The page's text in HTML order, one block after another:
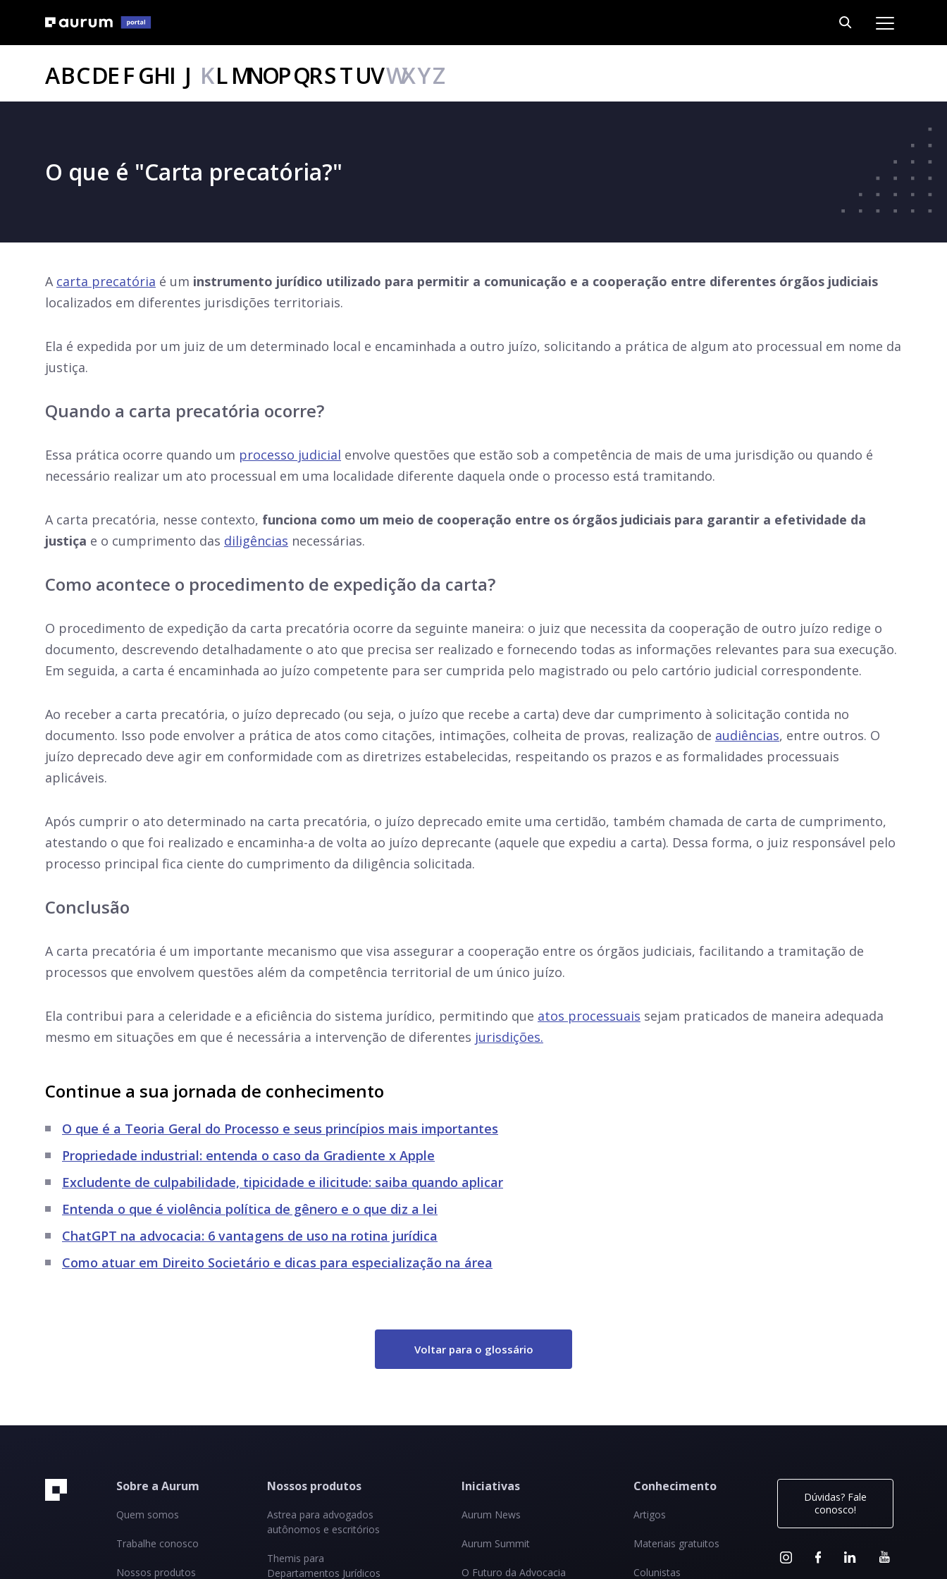
ABCDE FGHI J KLMNOPQRSTUVWXYZ
O que é "Carta precatória?"
A carta precatória é um instrumento jurídico utilizado para permitir a comunicação e a cooperação entre diferentes órgãos judiciais
localizados em diferentes jurisdições territoriais.
Ela é expedida por um juiz de um determinado local e encaminhada a outro juízo, solicitando a prática de algum ato processual em nome da
justiça.
Quando a carta precatória ocorre?
Essa prática ocorre quando um processo judicial envolve questões que estão sob a competência de mais de uma jurisdição ou quando é
necessário realizar um ato processual em uma localidade diferente daquela onde o processo está tramitando.
A carta precatória, nesse contexto, funciona como um meio de cooperação entre os órgãos judiciais para garantir a efetividade da
justiça e o cumprimento das diligências necessárias.
Como acontece o procedimento de expedição da carta?
O procedimento de expedição da carta precatória ocorre da seguinte maneira: o juiz que necessita da cooperação de outro juízo redige o
documento, descrevendo detalhadamente o ato que precisa ser realizado e fornecendo todas as informações relevantes para sua execução.
Em seguida, a carta é encaminhada ao juízo competente para ser cumprida pelo magistrado ou pelo cartório judicial correspondente.
Ao receber a carta precatória, o juízo deprecado (ou seja, o juízo que recebe a carta) deve dar cumprimento à solicitação contida no
documento. Isso pode envolver a prática de atos como citações, intimações, colheita de provas, realização de audiências, entre outros. O
juízo deprecado deve agir em conformidade com as diretrizes estabelecidas, respeitando os prazos e as formalidades processuais
aplicáveis.
Após cumprir o ato determinado na carta precatória, o juízo deprecado emite uma certidão, também chamada de carta de cumprimento,
atestando o que foi realizado e encaminha-a de volta ao juízo deprecante (aquele que expediu a carta). Dessa forma, o juiz responsável pelo
processo principal fica ciente do cumprimento da diligência solicitada.
Conclusão
A carta precatória é um importante mecanismo que visa assegurar a cooperação entre os órgãos judiciais, facilitando a tramitação de
processos que envolvem questões além da competência territorial de um único juízo.
Ela contribui para a celeridade e a eficiência do sistema jurídico, permitindo que atos processuais sejam praticados de maneira adequada
mesmo em situações em que é necessária a intervenção de diferentes jurisdições.
Continue a sua jornada de conhecimento
O que é a Teoria Geral do Processo e seus princípios mais importantes
Propriedade industrial: entenda o caso da Gradiente x Apple
Excludente de culpabilidade, tipicidade e ilicitude: saiba quando aplicar
Entenda o que é violência política de gênero e o que diz a lei
ChatGPT na advocacia: 6 vantagens de uso na rotina jurídica
Como atuar em Direito Societário e dicas para especialização na área
Voltar para o glossário
Sobre a Aurum
Quem somos
Trabalhe conosco
Nossos produtos
Nossos produtos
Astrea para advogados
autônomos e escritórios
Themis para
Departamentos Jurídicos
Iniciativas
Aurum News
Aurum Summit
O Futuro da Advocacia
Conhecimento
Artigos
Materiais gratuitos
Colunistas
Dúvidas? Fale
conosco!